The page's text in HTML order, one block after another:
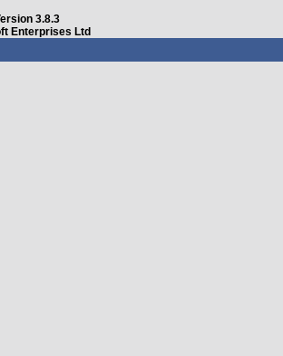
3.8.3
Enterprises Ltd.